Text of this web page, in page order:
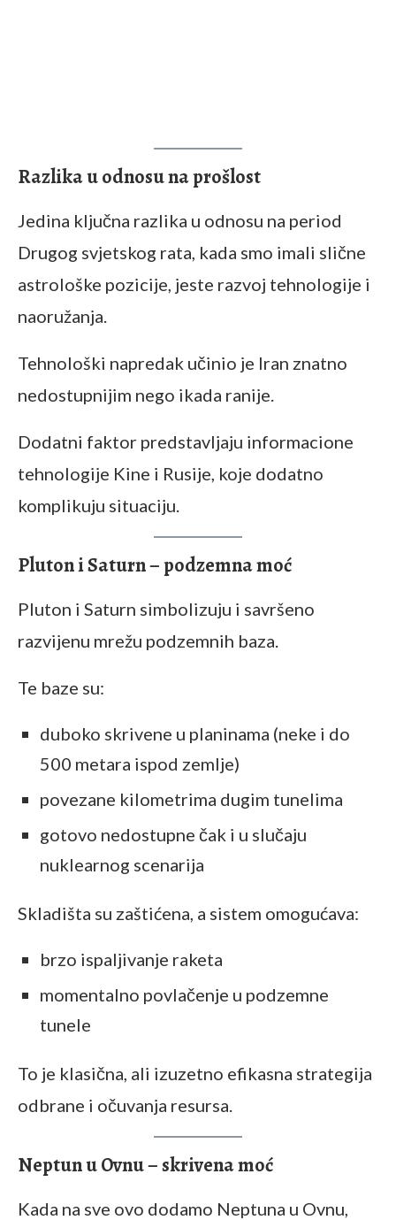
Razlika u odnosu na prošlost
Jedina ključna razlika u odnosu na period
Drugog svjetskog rata, kada smo imali slične
astrološke pozicije, jeste razvoj tehnologije i
naoružanja.
Tehnološki napredak učinio je Iran znatno
nedostupnijim nego ikada ranije.
Dodatni faktor predstavljaju informacione
tehnologije Kine i Rusije, koje dodatno
komplikuju situaciju.
Pluton i Saturn – podzemna moć
Pluton i Saturn simbolizuju i savršeno
razvijenu mrežu podzemnih baza.
Te baze su:
duboko skrivene u planinama (neke i do
500 metara ispod zemlje)
povezane kilometrima dugim tunelima
gotovo nedostupne čak i u slučaju
nuklearnog scenarija
Skladišta su zaštićena, a sistem omogućava:
brzo ispaljivanje raketa
momentalno povlačenje u podzemne
tunele
To je klasična, ali izuzetno efikasna strategija
odbrane i očuvanja resursa.
Neptun u Ovnu – skrivena moć
Kada na sve ovo dodamo Neptuna u Ovnu,